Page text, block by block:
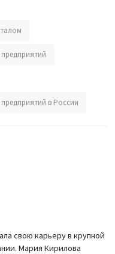
в России
свою карьеру в крупной
Мария Кирилова